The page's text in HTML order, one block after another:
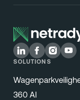
SOLUTIONS
360 AI